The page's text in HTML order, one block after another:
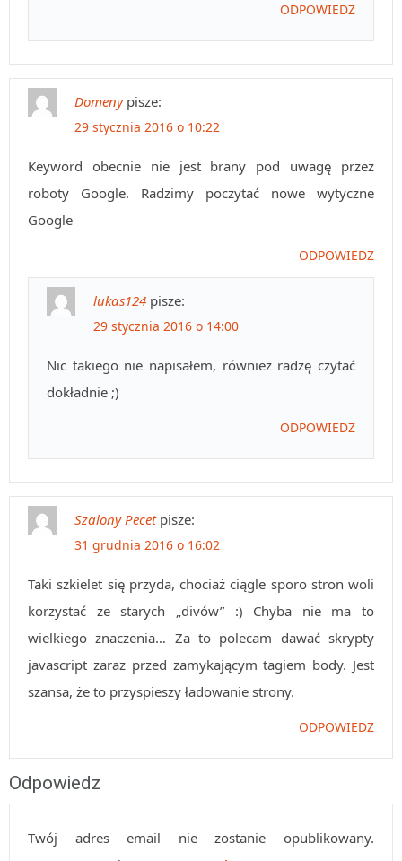
ODPOWIEDZ
Domeny pisze:
29 stycznia 2016 o 10:22
Keyword obecnie nie jest brany pod uwagę przez
roboty Google. Radzimy poczytać nowe wytyczne
Google
ODPOWIEDZ
lukas124 pisze:
29 stycznia 2016 o 14:00
Nic takiego nie napisałem, również radzę czytać
dokładnie ;)
ODPOWIEDZ
Szalony Pecet pisze:
31 grudnia 2016 o 16:02
Taki szkielet się przyda, chociaż ciągle sporo stron woli
korzystać ze starych „divów” :) Chyba nie ma to
wielkiego znaczenia… Za to polecam dawać skrypty
javascript zaraz przed zamykającym tagiem body. Jest
szansa, że to przyspieszy ładowanie strony.
ODPOWIEDZ
Odpowiedz
Twój adres email nie zostanie opublikowany.